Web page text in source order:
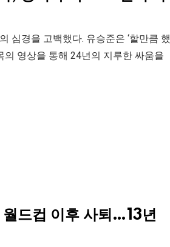
심경을 고백했다. 유승준은 ‘할만큼 했
의 영상을 통해 24년의 지루한 싸움을
드컵 이후 사퇴…13년